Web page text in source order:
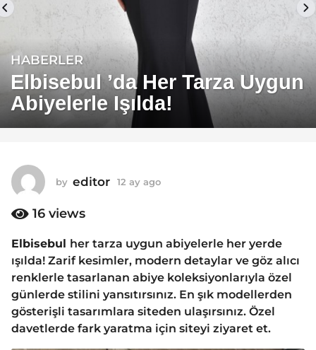
1
2
a
y
a
1
1
a
a
g
o
HABERLER
Elbisebul ’da Her Tarza Uygun
Abiyelerle Işılda!
by editor 12 ay ago
g
o
16 views
Elbisebul her tarza uygun abiyelerle her yerde
ışılda! Zarif kesimler, modern detaylar ve göz alıcı
renklerle tasarlanan abiye koleksiyonlarıyla özel
günlerde stilini yansıtırsınız. En şık modellerden
gösterişli tasarımlara siteden ulaşırsınız. Özel
davetlerde fark yaratma için siteyi ziyaret et.